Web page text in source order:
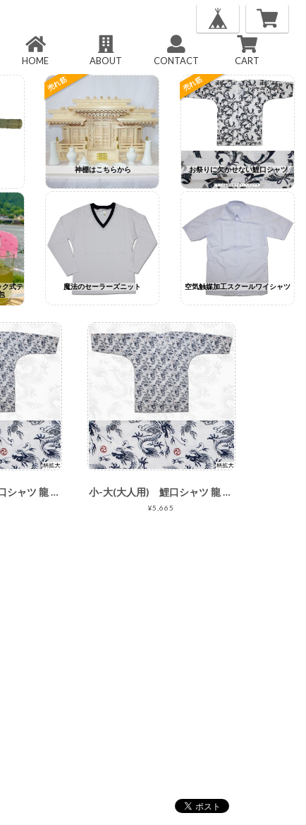
HOME ABOUT CONTACT CART
7号(子ども用) 鯉口シャツ 龍 白K-11 小-大(大人用) 鯉口シャツ 龍 白K-11
¥5,665